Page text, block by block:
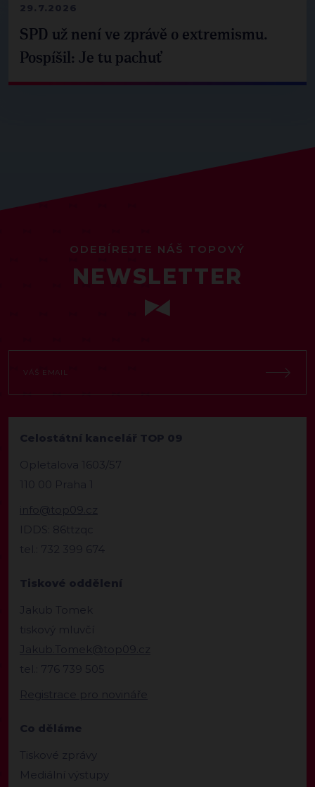
29.7.2026
SPD už není ve zprávě o extremismu.
Pospíšil: Je tu pachuť
ODEBÍREJTE NÁŠ TOPOVÝ
NEWSLETTER
Celostátní kancelář TOP 09
Opletalova 1603/57
110 00 Praha 1
info@top09.cz
IDDS: 86ttzqc
tel.: 732 399 674
Tiskové oddělení
Jakub Tomek
tiskový mluvčí
Jakub.Tomek@top09.cz
tel.: 776 739 505
Registrace pro novináře
Co děláme
Tiskové zprávy
Mediální výstupy